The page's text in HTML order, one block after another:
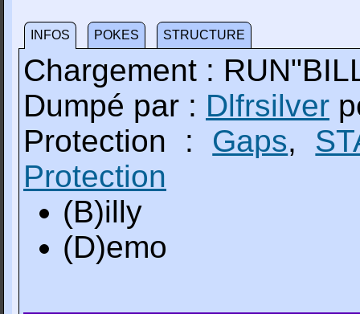
INFOS POKES STRUCTURE
Chargement :
Dumpé par : Dlfrsilver
Protection : Gaps,
Protection
(B)illy
(D)emo